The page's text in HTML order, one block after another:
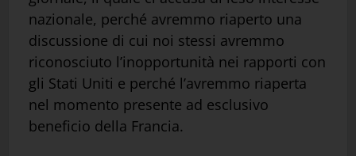
nazionale, perché avremmo riaperto una
discussione di cui noi stessi avremmo
riconosciuto l’inopportunità nei rapporti con
gli Stati Uniti e perché l’avremmo riaperta
nel momento presente ad esclusivo
beneficio della Francia.